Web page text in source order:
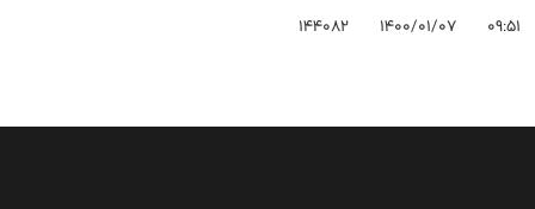
09:51
1400/01/07
144082